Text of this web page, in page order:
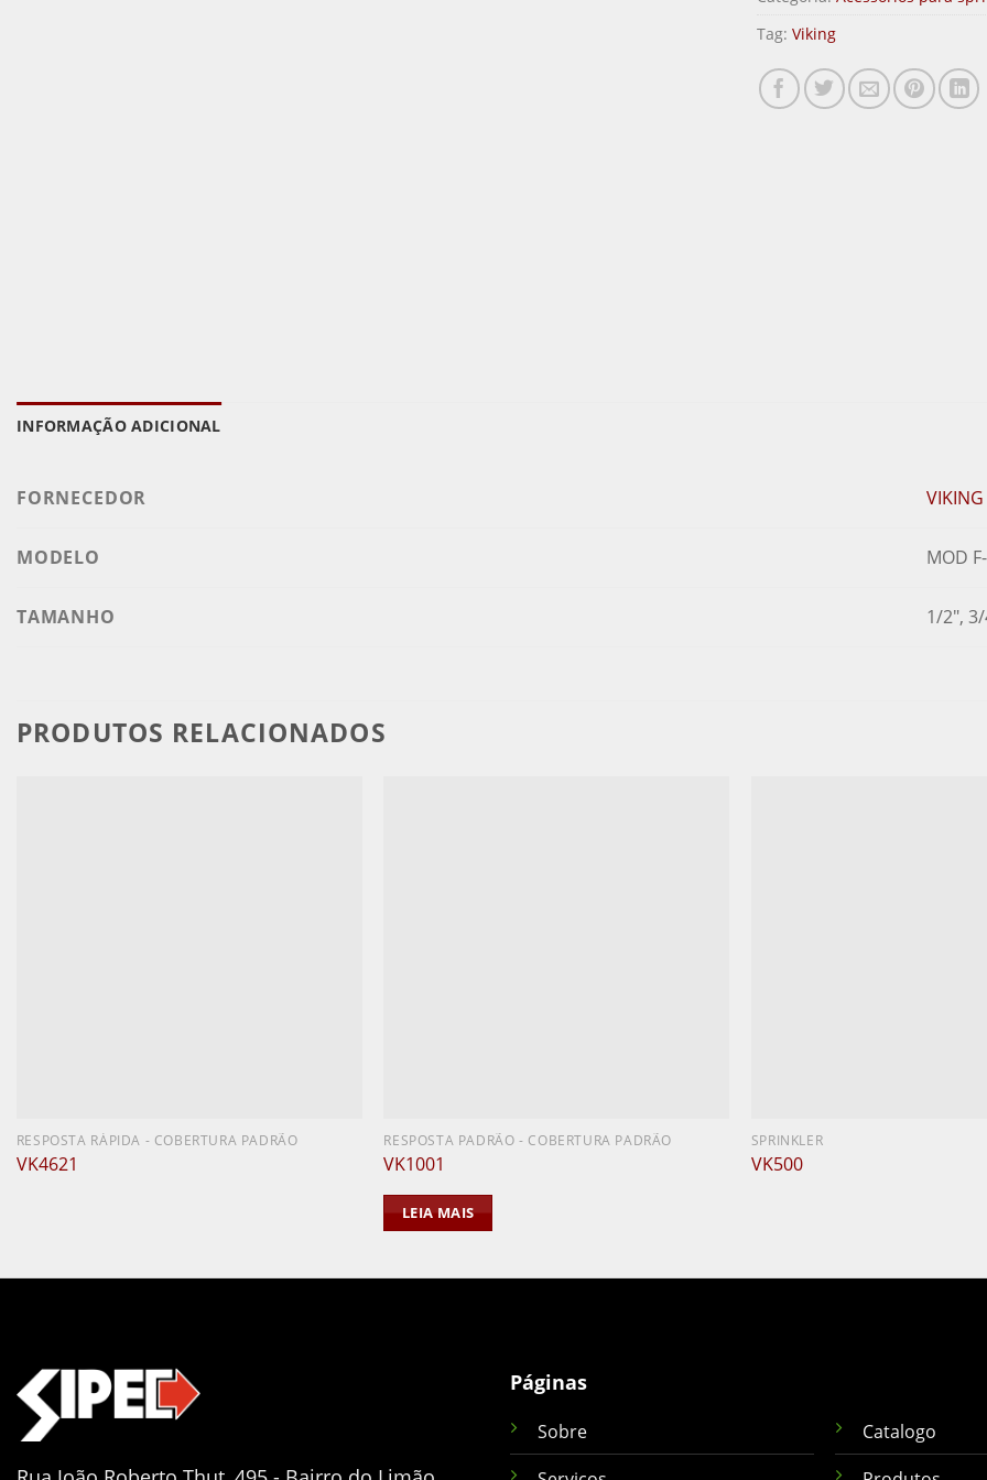
Tag: Viking
INFORMAÇÃO ADICIONAL
FORNECEDOR VIKING
MODELO MOD
TAMANHO 1/2",
PRODUTOS RELACIONADOS
RESPOSTA RÁPIDA - COBERTURA PADRÃO
VK4621
RESPOSTA PADRÃO - COBERTURA PADRÃO
VK1001
LEIA MAIS
SPRINKLER
VK500
Páginas
Sobre
Catalogo